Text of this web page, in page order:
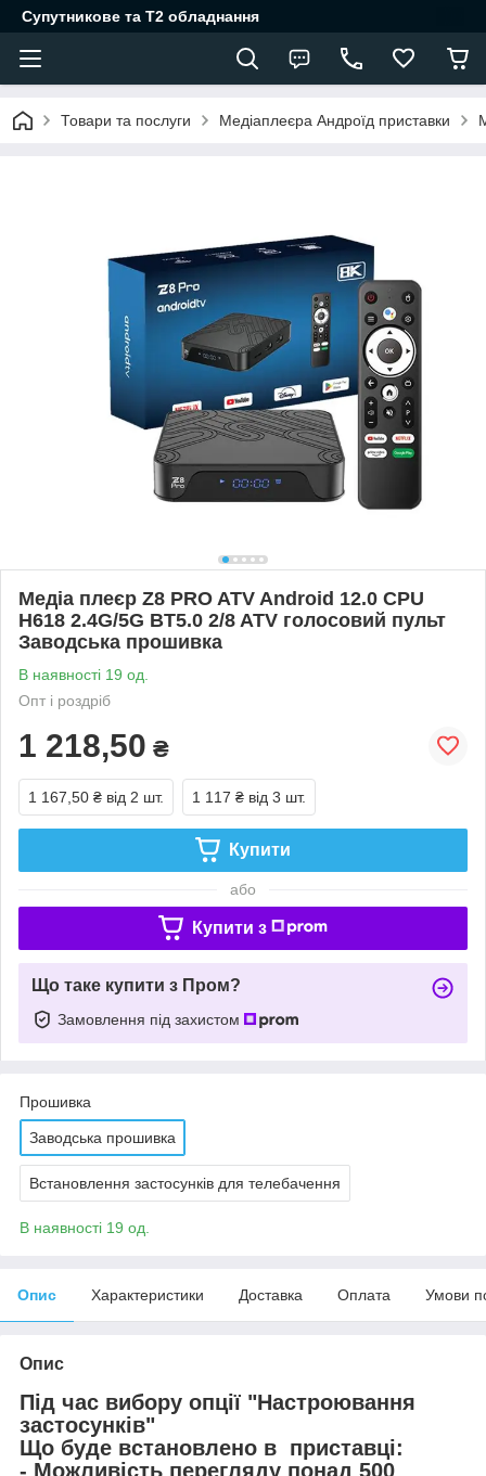
Супутникове та Т2 обладнання
Товари та послуги Медіаплеєра Андроїд приставки
Медіа плеєр Z8 PRO ATV Android 12.0 CPU
H618 2.4G/5G BT5.0 2/8 ATV голосовий пульт
Заводська прошивка
В наявності 19 од.
Опт і роздріб
1 218,50 ₴
1 167,50 ₴ від 2 шт. 1 117 ₴ від 3 шт.
Купити
або
Купити з
Що таке купити з Пром?
Замовлення під захистом
Прошивка
Заводська прошивка
Встановлення застосунків для телебачення
В наявності 19 од.
Опис Характеристики Доставка Оплата Умови
Опис
Під час вибору опції "Настроювання
застосунків"
Що буде встановлено в приставці:
- Можливість перегляду понад 500